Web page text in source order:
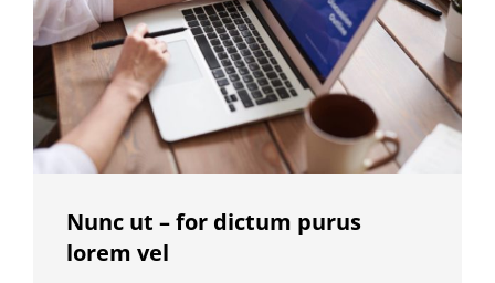
Nunc ut – for dictum purus
lorem vel